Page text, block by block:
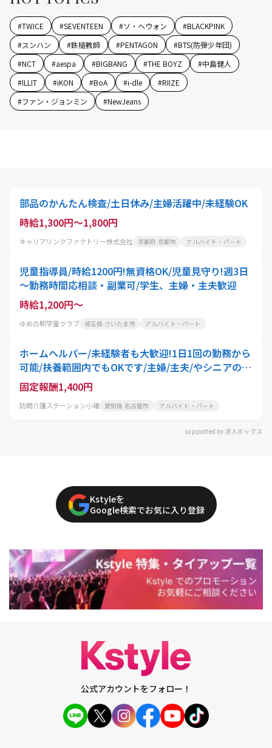
#TWICE #SEVENTEEN #ソ・ヘウォン #BLACKPINK
#スンハン #鉄槌教師 #PENTAGON #BTS(防弾少年団)
#NCT #aespa #BIGBANG #THE BOYZ #中島健人
#ILLIT #iKON #BoA #i-dle #RIIZE
#ファン・ジョンミン #NewJeans
部品のかんたん検査/土日休み/主婦活躍中/未経験OK
時給1,300円～1,800円
キャリアリンクファクトリー株式会社 京都府 京都市 アルバイト・パート
児童指導員/時給1200円!無資格OK/児童見守り!週3日
～勤務時間応相談・副業可/学生、主婦・主夫歓迎
時給1,200円～
ゆめの駅学童クラブ 埼玉県 さいたま市 アルバイト・パート
ホームヘルパー/未経験者も大歓迎!1日1回の勤務から
可能/扶養範囲内でもOKです/主婦/主夫/やシニアの方
にもおすすめ!駅チカ徒歩5分&マイカー通勤もOK
固定報酬1,400円
訪問介護ステーション小碓 愛知県 名古屋市 アルバイト・パート
supported by 求人ボックス
Kstyleを
Google検索でお気に入り登録
公式アカウントをフォロー！